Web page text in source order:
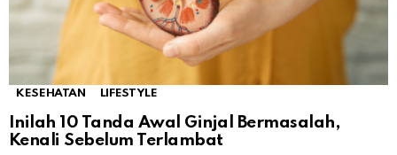
KESEHATAN LIFESTYLE
Inilah 10 Tanda Awal Ginjal Bermasalah,
Kenali Sebelum Terlambat